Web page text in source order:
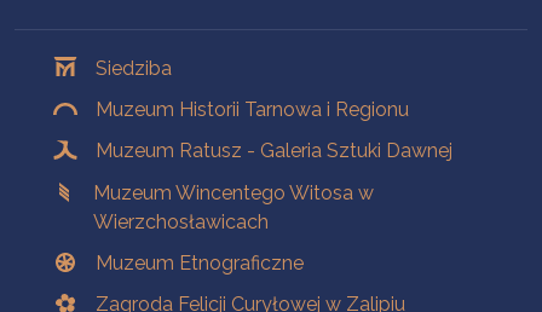
Siedziba
Muzeum Historii Tarnowa i Regionu
Muzeum Ratusz - Galeria Sztuki Dawnej
Muzeum Wincentego Witosa w
Wierzchosławicach
Muzeum Etnograficzne
Zagroda Felicji Curyłowej w Zalipiu